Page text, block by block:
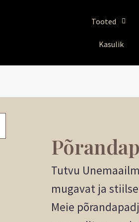
Tooted
Kasulik
Tutvu
mugavat ja
Meie